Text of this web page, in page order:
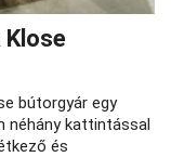
bútorgyár egy
néhány kattintással
és